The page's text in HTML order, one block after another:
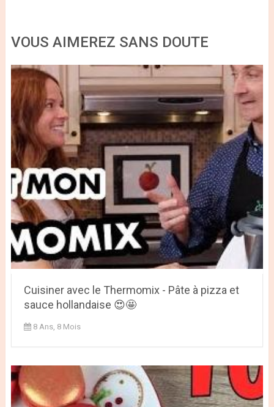
VOUS AIMEREZ SANS DOUTE
Cuisiner avec le Thermomix - Pâte à pizza et
sauce hollandaise 😍🤩
8 Ans, 8 Mois